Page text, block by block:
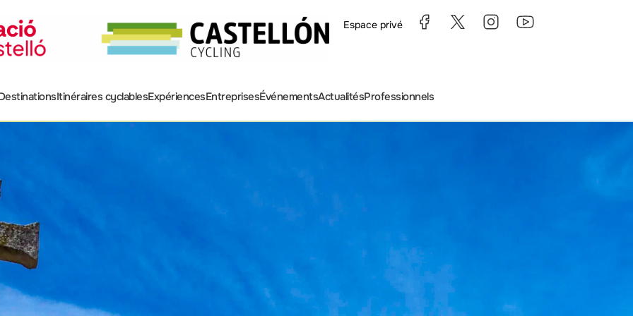
Espace privé
Itinéraires cyclablesExpériencesEntreprisesÉvénementsActualitésProfessionnels